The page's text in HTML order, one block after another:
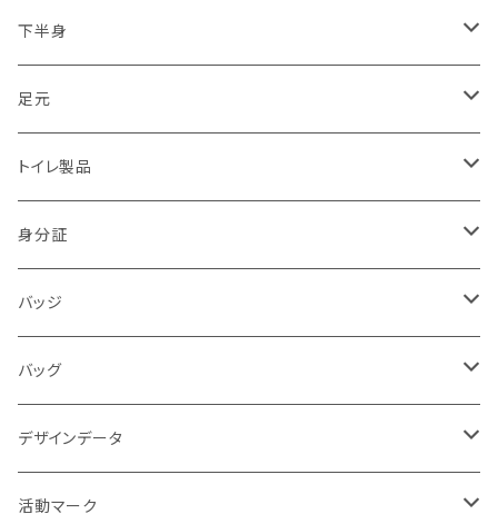
トライク（3輪）・バギー・ジープ隊
ドローン隊
防犯・警戒・警防活動隊
警察犬・検索犬・救助犬
消防
災害時支援
サバイバルゲーム
企画室
下半身
ひざ
パンツ
足元
ブーツ
中敷
トイレ製品
簡易式
使い捨て
身分証
バッジ
災害時医療情報カード
バッジ
POLICE
映画
活動証
身分証
バッグ
キャラクター
刺繍パッチ
1点もの
デザインデータ
活動マーク
活動マーク